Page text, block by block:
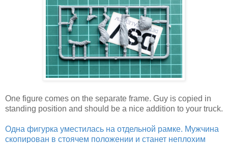
One figure comes on the separate frame. Guy is copied in
standing position and should be a nice addition to your truck.
Одна фигурка уместилась на отдельной рамке. Мужчина
скопирован в стоячем положении и станет неплохим